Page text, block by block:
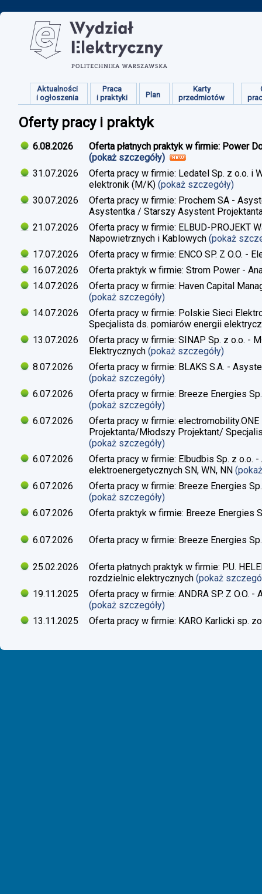
Aktualności
i ogłoszenia
Praca
i praktyki
Plan
Karty
przedmiotów
Oferty pracy i praktyk
6.08.2026
Oferta płatnych praktyk w firmie: Power
(pokaż szczegóły)
31.07.2026
Oferta pracy w firmie: Ledatel Sp. z o.o. i
elektronik (M/K) (pokaż szczegóły)
30.07.2026
Oferta pracy w firmie: Prochem SA -
Asystentka / Starszy Asystent
21.07.2026
Oferta pracy w firmie: ELBUD-PROJEKT
Napowietrznych i Kablowych (pokaż
17.07.2026
Oferta pracy w firmie: ENCO SP. Z O.O. -
16.07.2026
Oferta praktyk w firmie: Strom Power -
14.07.2026
Oferta pracy w firmie: Haven Capital
(pokaż szczegóły)
14.07.2026
Oferta pracy w firmie: Polskie Sieci
Specjalista ds. pomiarów energii
13.07.2026
Oferta pracy w firmie: SINAP Sp. z o.o. -
Elektrycznych (pokaż szczegóły)
8.07.2026
Oferta pracy w firmie: BLAKS S.A. -
(pokaż szczegóły)
6.07.2026
Oferta pracy w firmie: Breeze Energies
(pokaż szczegóły)
6.07.2026
Oferta pracy w firmie:
Projektanta/Młodszy Projektant/
(pokaż szczegóły)
6.07.2026
Oferta pracy w firmie: Elbudbis Sp. z
elektroenergetycznych SN, WN, NN
6.07.2026
Oferta pracy w firmie: Breeze Energies
(pokaż szczegóły)
6.07.2026
Oferta praktyk w firmie: Breeze Energies
6.07.2026 Oferta pracy w firmie: Breeze Energies
25.02.2026
Oferta płatnych praktyk w firmie: P.U.
rozdzielnic elektrycznych (pokaż
19.11.2025
Oferta pracy w firmie: ANDRA SP. Z O.O.
(pokaż szczegóły)
13.11.2025
Oferta pracy w firmie: KARO Karlicki sp.